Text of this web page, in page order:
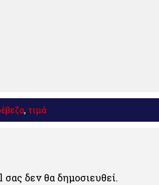
, τιμά
δεν θα δημοσιευθεί.